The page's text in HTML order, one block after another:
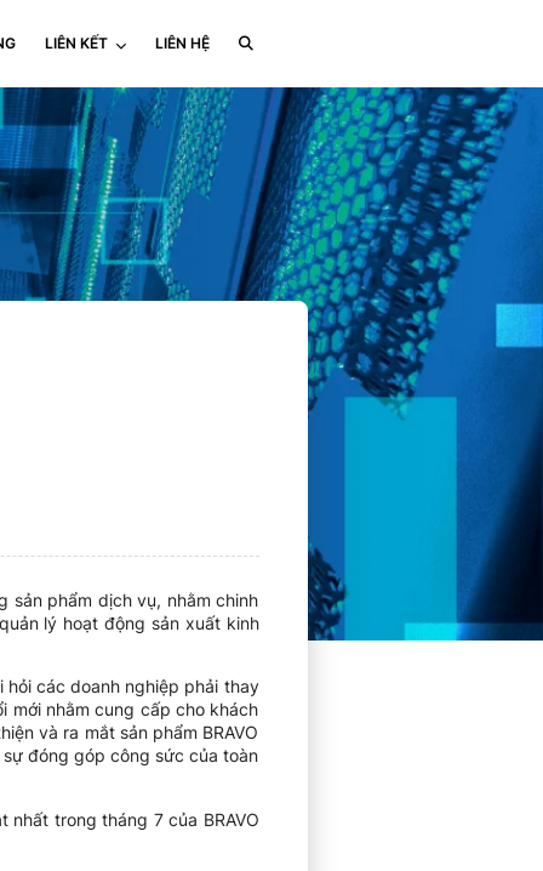
LIÊN KẾT LIÊN HỆ
sản phẩm dịch vụ, nhằm chinh
lý hoạt động sản xuất kinh
các doanh nghiệp phải thay
mới nhằm cung cấp cho khách
và ra mắt sản phẩm BRAVO
sự đóng góp công sức của toàn
trong tháng 7 của BRAVO